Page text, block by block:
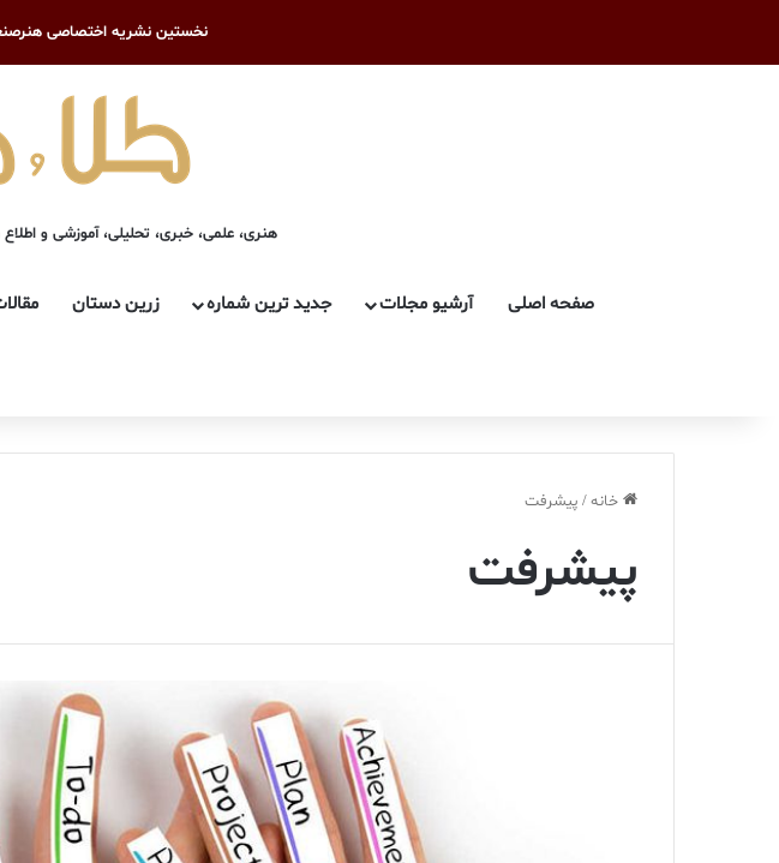
نخستین نشریه اختصاصی
هنری، علمی، خبری، تحلیلی، آموزشی و
صفحه اصلی آرشیو مجلات جدید ترین شماره زرین دستان
خانه/ پیشرفت
پیشرفت